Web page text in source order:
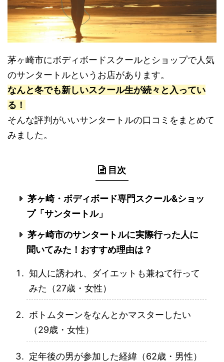
茅ヶ崎市にボディボードスクールとショップで人気
のサンタートルというお店があります。
なんと冬でも新しいスクール生が続々と入ってい
る！
そんな評判がいいサンタートルの口コミをまとめて
みました。
目次
茅ヶ崎・ボディボード専門スクール&ショッ
プ「サンタートル」
茅ヶ崎市のサンタートルに実際行った人に
聞いてみた！おすすめ理由は？
知人に誘われ、ダイエットも兼ねて行って
みた（27歳・女性）
ボトムターンをなんとかマスターしたい
（29歳・女性）
定年後の男が参加した経緯（62歳・男性）